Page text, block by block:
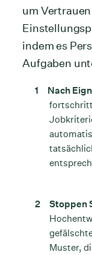
um
indem es
Aufgaben
Nach
Stoppen
Muster,